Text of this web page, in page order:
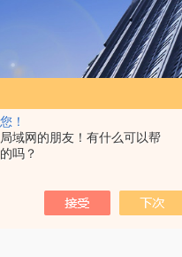
！
域网的朋友！有什么可以帮
吗？
核膨胀仪